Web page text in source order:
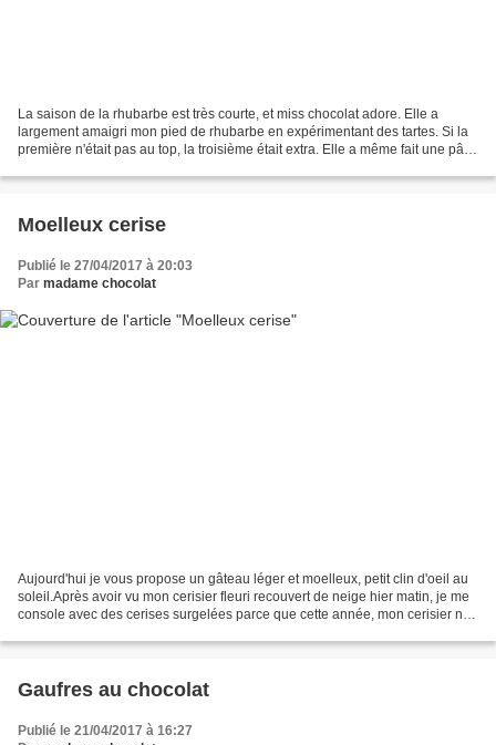
La saison de la rhubarbe est très courte, et miss chocolat adore. Elle a
largement amaigri mon pied de rhubarbe en expérimentant des tartes. Si la
première n'était pas au top, la troisième était extra. Elle a même fait une pâte
Moelleux cerise
Publié le 27/04/2017 à 20:03
Par madame chocolat
Aujourd'hui je vous propose un gâteau léger et moelleux, petit clin d'oeil au
soleil.Après avoir vu mon cerisier fleuri recouvert de neige hier matin, je me
console avec des cerises surgelées parce que cette année, mon cerisier ne
Gaufres au chocolat
Publié le 21/04/2017 à 16:27